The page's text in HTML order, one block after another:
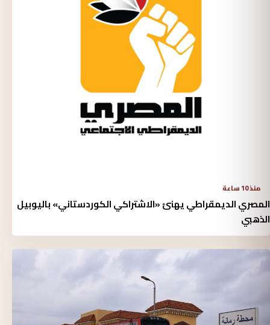
منذ 10 ساعة
المصري الديمقراطي يهنئ «الاشتراكي الكوردستاني» باليوبيل
الذهبي